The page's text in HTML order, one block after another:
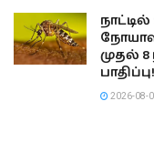
முதல்
பாதிப்பு!
2026-08-